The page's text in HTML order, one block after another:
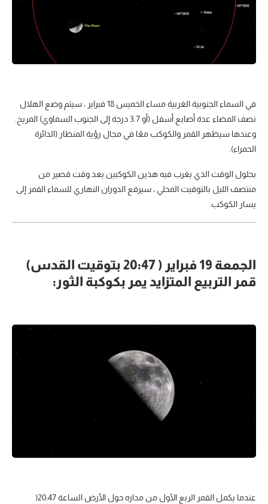
في السماء الجنوبية الغربية مساء الخميس 18 فبراير ، سيتم وضع الهلال
نصف المضاء عدة أصابع أسفل (أو 3.7 درجة إلى الجنوب السماوي) المريخ.
وعندها سيظهر القمر والكوكب معًا في مجال رؤية المنظار (الدائرة
الحمراء).
بحلول الوقت الذي يغرب فيه هذين الكوكبين بعد وقت قصير من
منتصف الليل بالتوقيت المحلي ، سيرفع الدوران النهاري للسماء القمر إلى
يسار الكوكب.
الجمعة 19 فبراير ( 20:47 بتوقيت القدس)
قمر التربيع المتزايد يمر بكوكبة الثور:
عندما يكمل القمر الربع الأول من مداره حول الأرض الساعة 20:47(